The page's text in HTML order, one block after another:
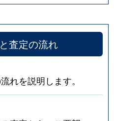
査定の流れ
れを説明します。